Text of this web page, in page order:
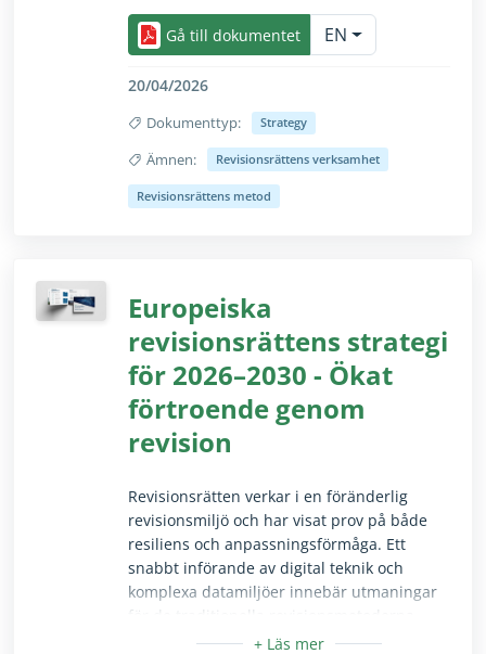
adoption of AI across the organisation.
Gå till dokumentet
EN
20/04/2026
Dokumenttyp: Strategy
Ämnen:
Dölj/visa texten i sin helhet endast för seende
Revisionsrättens verksamhet
Revisionsrättens metod
Europeiska
revisionsrättens strategi
för 2026–2030 - Ökat
förtroende genom
revision
​​Revisionsrätten verkar i en föränderlig
revisionsmiljö och har visat prov på både
resiliens och anpassningsförmåga. Ett
snabbt införande av digital teknik och
komplexa datamiljöer innebär utmaningar
för de traditionella revisionsmetoderna
men medför också möjligheter till